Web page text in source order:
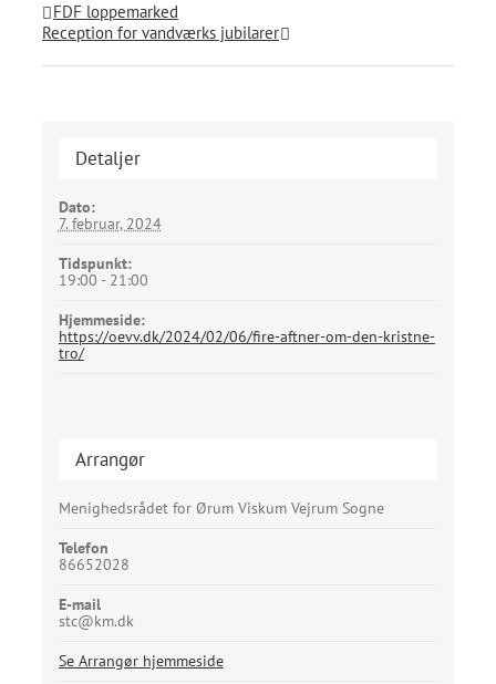
FDF loppemarked
Reception for vandværks jubilarer
Detaljer
Dato:
7. februar, 2024
Tidspunkt:
19:00 - 21:00
Hjemmeside:
https://oevv.dk/2024/02/06/fire-aftner-om-den-kristne-
tro/
Arrangør
Menighedsrådet for Ørum Viskum Vejrum Sogne
Telefon
86652028
E-mail
stc@km.dk
Se Arrangør hjemmeside